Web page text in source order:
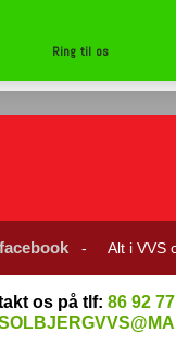
- Alt i VVS
os på tlf: 86 92
Ring til os